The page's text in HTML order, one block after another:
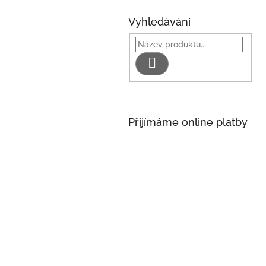
Vyhledávání
Hledat
Přijímáme online platby